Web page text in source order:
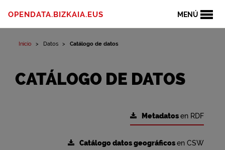
MENÚ
OPENDATA.BIZKAIA.EUS
Inicio Datos Catálogo de datos
CATÁLOGO DE DATOS
Metadatosen RDF
Catálogo datos geográficosen CSW